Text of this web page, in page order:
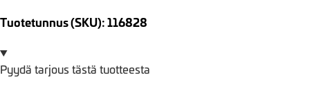
Tuotetunnus (SKU): 116828
Pyydä tarjous tästä tuotteesta